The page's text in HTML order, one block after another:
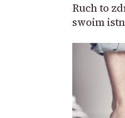
Ruch to
swoim